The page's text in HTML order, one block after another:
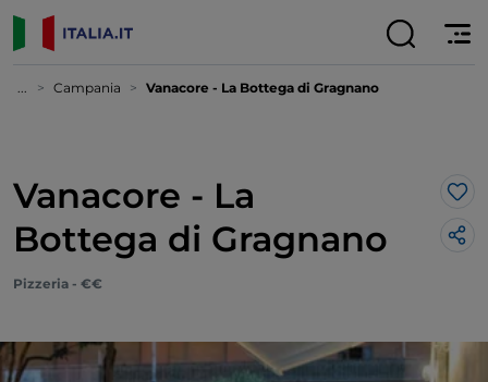
... Campania Vanacore - La Bottega di Gragnano
Vanacore - La
Bottega di Gragnano
Pizzeria - €€